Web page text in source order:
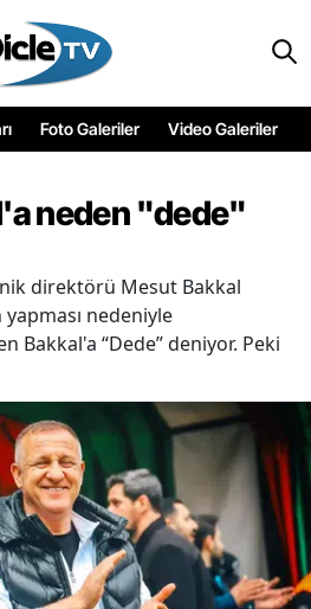
Foto Galeriler Video Galeriler
neden "dede"
direktörü Mesut Bakkal
yapması nedeniyle
Bakkal'a “Dede” deniyor. Peki